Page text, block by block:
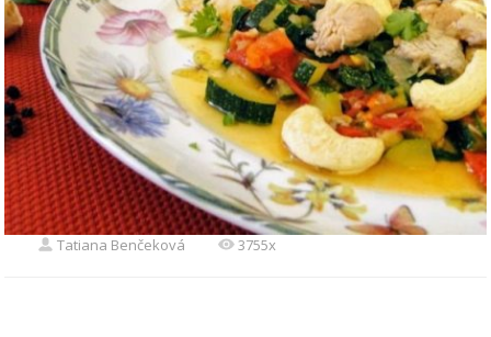
Tatiana Benčeková 3755x